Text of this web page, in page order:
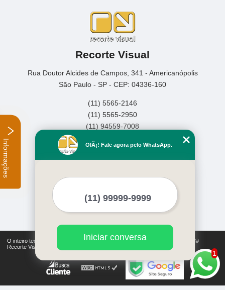
Recorte Visual
Rua Doutor Alcides de Campos, 341 - Americanópolis
São Paulo - SP - CEP: 04336-160
(11) 5565-2146
(11) 5565-2950
(11) 94559-7008
Home
Serviços
Mapa do site
Mais Serviços
O inteiro teor deste site está sujeito à proteção de direitos autorais. Copyright©
Recorte Visual (Lei 9610 de 19/02/1998)
1
OlÃ¡! Fale agora pelo WhatsApp.
Iniciar conversa
Informações